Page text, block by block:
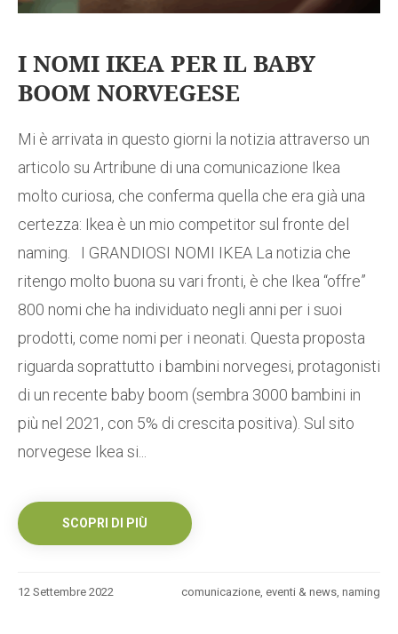
I NOMI IKEA PER IL BABY
BOOM NORVEGESE
Mi è arrivata in questo giorni la notizia attraverso un
articolo su Artribune di una comunicazione Ikea
molto curiosa, che conferma quella che era già una
certezza: Ikea è un mio competitor sul fronte del
naming. I GRANDIOSI NOMI IKEA La notizia che
ritengo molto buona su vari fronti, è che Ikea “offre”
800 nomi che ha individuato negli anni per i suoi
prodotti, come nomi per i neonati. Questa proposta
riguarda soprattutto i bambini norvegesi, protagonisti
di un recente baby boom (sembra 3000 bambini in
più nel 2021, con 5% di crescita positiva). Sul sito
norvegese Ikea si...
SCOPRI DI PIÙ
12 Settembre 2022 comunicazione, eventi & news, naming